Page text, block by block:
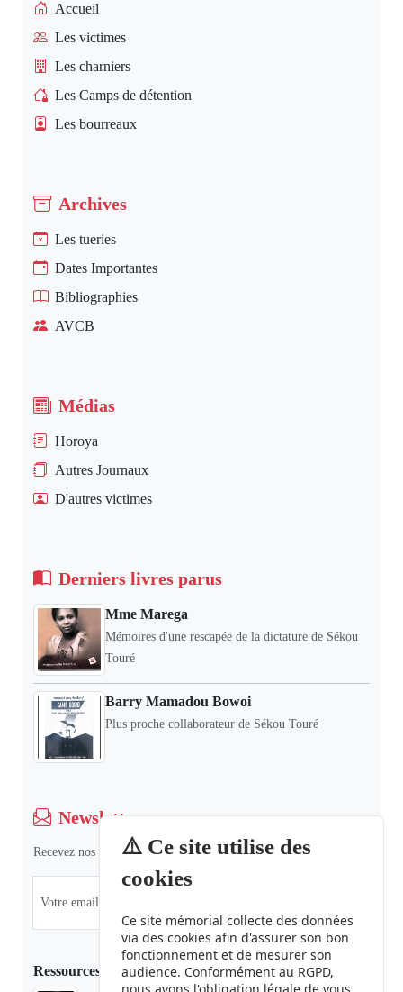
⚠️ Ce site utilise des
cookies
Ce site mémorial collecte des données
via des cookies afin d'assurer son bon
fonctionnement et de mesurer son
audience. Conformément au RGPD,
Accueil
Les victimes
Les charniers
Les Camps de détention
Les bourreaux
Archives
Les tueries
Dates Importantes
Bibliographies
AVCB
Médias
Horoya
Autres Journaux
D'autres victimes
Derniers livres parus
Mme Marega
Mémoires d'une rescapée de la dictature de Sékou
Touré
Barry Mamadou Bowoi
Plus proche collaborateur de Sékou Touré
Newsletter
Recevez nos dernières informations et actualités.
Ressources